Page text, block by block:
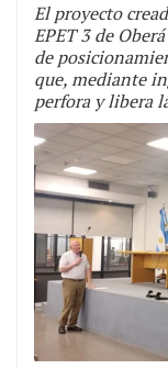
El proyecto
EPET 3 de
de
que, mediante
perfora y libera